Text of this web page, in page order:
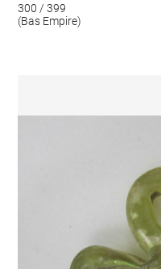
300 / 399
(Bas Empire)